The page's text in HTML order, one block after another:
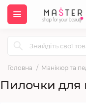
Головна Манікюр та
Пилочки для